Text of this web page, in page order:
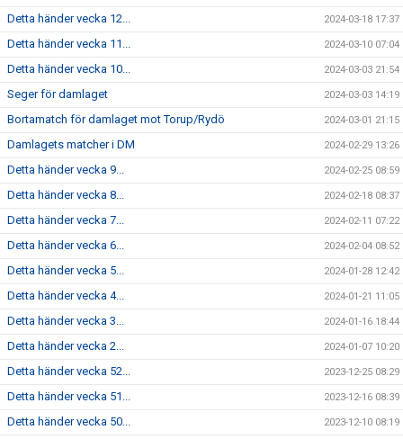
Detta händer vecka 12... 2024-03-18 17:37
Detta händer vecka 11... 2024-03-10 07:04
Detta händer vecka 10... 2024-03-03 21:54
Seger för damlaget 2024-03-03 14:19
Bortamatch för damlaget mot Torup/Rydö 2024-03-01 21:15
Damlagets matcher i DM 2024-02-29 13:26
Detta händer vecka 9... 2024-02-25 08:59
Detta händer vecka 8... 2024-02-18 08:37
Detta händer vecka 7... 2024-02-11 07:22
Detta händer vecka 6... 2024-02-04 08:52
Detta händer vecka 5... 2024-01-28 12:42
Detta händer vecka 4... 2024-01-21 11:05
Detta händer vecka 3... 2024-01-16 18:44
Detta händer vecka 2... 2024-01-07 10:20
Detta händer vecka 52... 2023-12-25 08:29
Detta händer vecka 51... 2023-12-16 08:39
Detta händer vecka 50... 2023-12-10 08:19